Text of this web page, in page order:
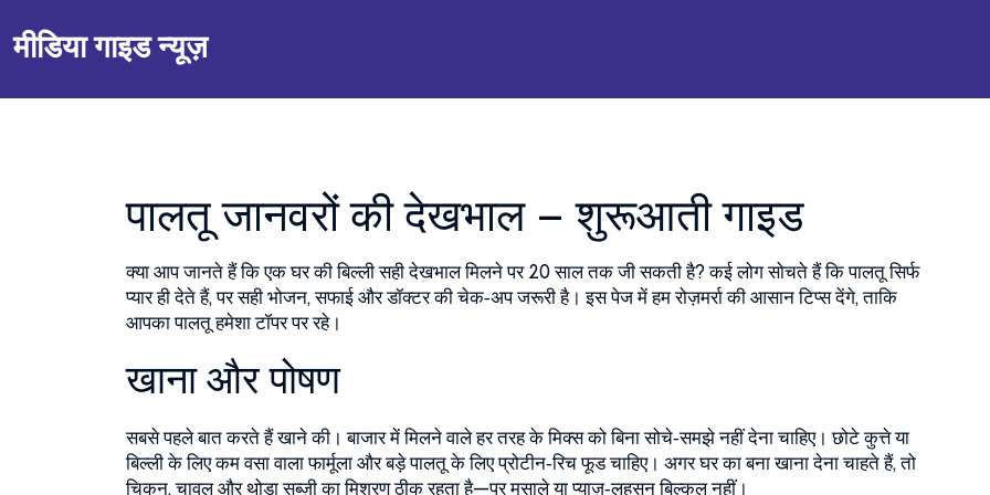
मीडिया गाइड न्यूज़
पालतू जानवरों की देखभाल – शुरूआती गाइड
क्या आप जानते हैं कि एक घर की बिल्ली सही देखभाल मिलने पर 20 साल तक जी सकती है? कई लोग सोचते हैं कि पालतू सिर्फ
प्यार ही देते हैं, पर सही भोजन, सफाई और डॉक्टर की चेक‑अप जरूरी है। इस पेज में हम रोज़मर्रा की आसान टिप्स देंगे, ताकि
आपका पालतू हमेशा टॉपर पर रहे।
खाना और पोषण
सबसे पहले बात करते हैं खाने की। बाजार में मिलने वाले हर तरह के मिक्स को बिना सोचे‑समझे नहीं देना चाहिए। छोटे कुत्ते या
बिल्ली के लिए कम वसा वाला फार्मूला और बड़े पालतू के लिए प्रोटीन‑रिच फूड चाहिए। अगर घर का बना खाना देना चाहते हैं, तो
चिकन, चावल और थोड़ा सब्ज़ी का मिश्रण ठीक रहता है—पर मसाले या प्याज़‑लहसुन बिल्कुल नहीं।